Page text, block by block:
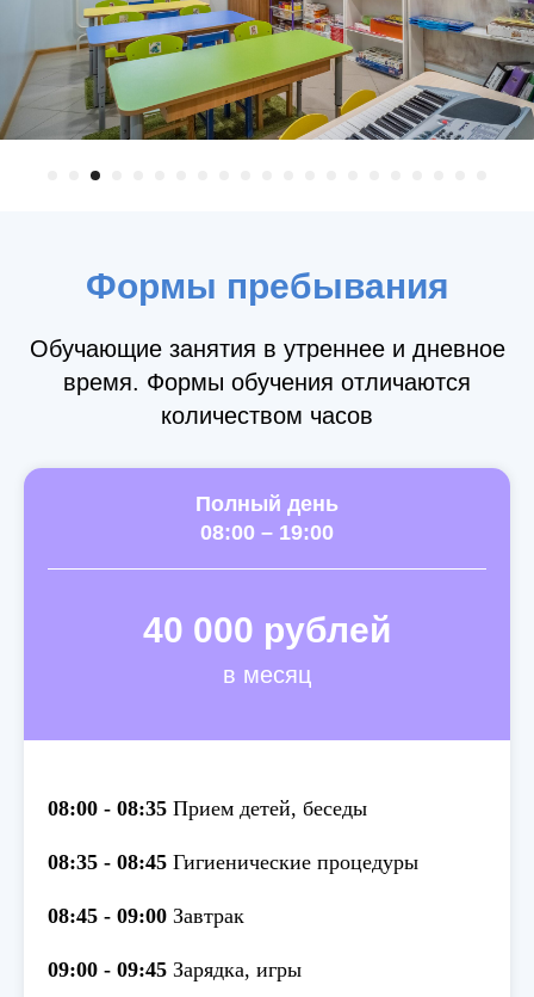
Формы пребывания
Обучающие занятия в утреннее и дневное
время. Формы обучения отличаются
количеством часов
Полный день
08:00 – 19:00
40 000 рублей
в месяц
08:00 - 08:35 Прием детей, беседы
08:35 - 08:45 Гигиенические процедуры
08:45 - 09:00 Завтрак
09:00 - 09:45 Зарядка, игры